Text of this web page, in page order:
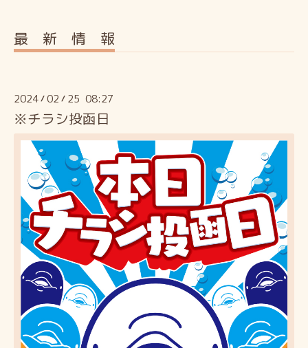
最 新 情 報
2024/02 / 25 08:27
※チラシ投函日